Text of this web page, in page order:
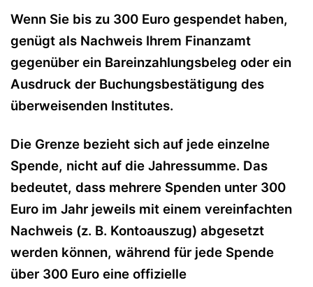
Wenn Sie bis zu 300 Euro gespendet haben,
genügt als Nachweis Ihrem Finanzamt
gegenüber ein Bareinzahlungsbeleg oder ein
Ausdruck der Buchungsbestätigung des
überweisenden Institutes.
Die Grenze bezieht sich auf jede einzelne
Spende, nicht auf die Jahressumme. Das
bedeutet, dass mehrere Spenden unter 300
Euro im Jahr jeweils mit einem vereinfachten
Nachweis (z. B. Kontoauszug) abgesetzt
werden können, während für jede Spende
über 300 Euro eine offizielle